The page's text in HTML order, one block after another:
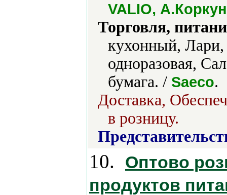
VALIO,
Торговля,
кухонный,
одноразовая,
бумага. / Saeco.
Доставка,
в розницу.
10.
Оптово
продуктов